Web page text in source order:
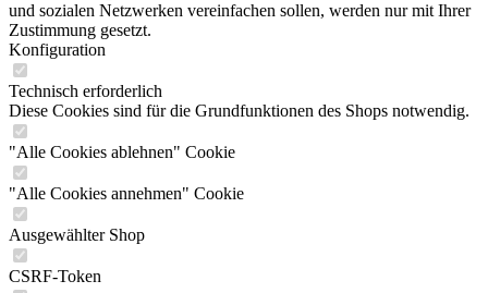
und sozialen Netzwerken vereinfachen sollen, werden nur mit Ihrer
Zustimmung gesetzt.
Konfiguration
Technisch erforderlich
Diese Cookies sind für die Grundfunktionen des Shops notwendig.
"Alle Cookies ablehnen" Cookie
"Alle Cookies annehmen" Cookie
Ausgewählter Shop
CSRF-Token